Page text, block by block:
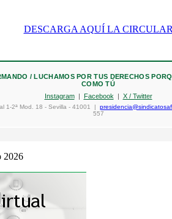
DESCARGA AQUÍ LA
/ LUCHAMOS POR TUS DERECHOS
COMO TÚ
Instagram| Facebook | X / Twitter
1-2ª Mod. 18 - Sevilla - 41001 |
557
2026